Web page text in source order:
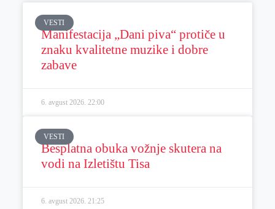
VESTI
Manifestacija „Dani piva“ protiče u
znaku kvalitetne muzike i dobre
zabave
6. avgust 2026. 22:00
VESTI
Besplatna obuka vožnje skutera na
vodi na Izletištu Tisa
6. avgust 2026. 21:25